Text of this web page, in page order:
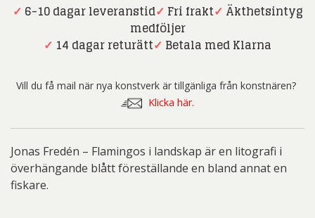
✓ 6-10 dagar leveranstid✓ Fri frakt✓ Äkthetsintyg
medföljer
✓ 14 dagar returätt✓ Betala med Klarna
Vill du få mail när nya konstverk är tillgänliga från konstnären?
Klicka här.
Jonas Fredén – Flamingos i landskap är en litografi i
överhängande blått föreställande en bland annat en
fiskare.